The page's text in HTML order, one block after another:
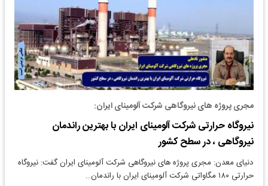
مجری پروژه های نیروگاهی شرکت آلومینای ایران:
نیروگاه حرارتی شرکت آلومینای ایران با بهترین راندمان
نیروگاهی ، در سطح کشور
دنیای معدن: مجری پروژه های نیروگاهی شرکت آلومینای ایران گفت: نیروگاه
حرارتی ۱۸۰ مگاواتی شرکت آلومینای ایران با راندمان…